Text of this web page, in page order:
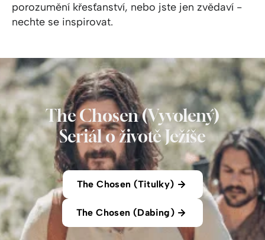
porozumění křesťanství, nebo jste jen zvědaví -
nechte se inspirovat.
The Chosen (Vyvolený)
Seriál o životě Ježíše
The Chosen (Titulky)
The Chosen (Dabing)